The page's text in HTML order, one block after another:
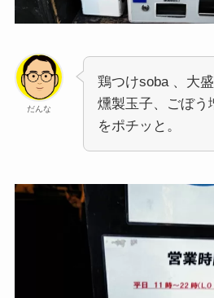
だんな
鶏つけsoba 、大盛
燻製玉子、ごぼう
をポチッと。